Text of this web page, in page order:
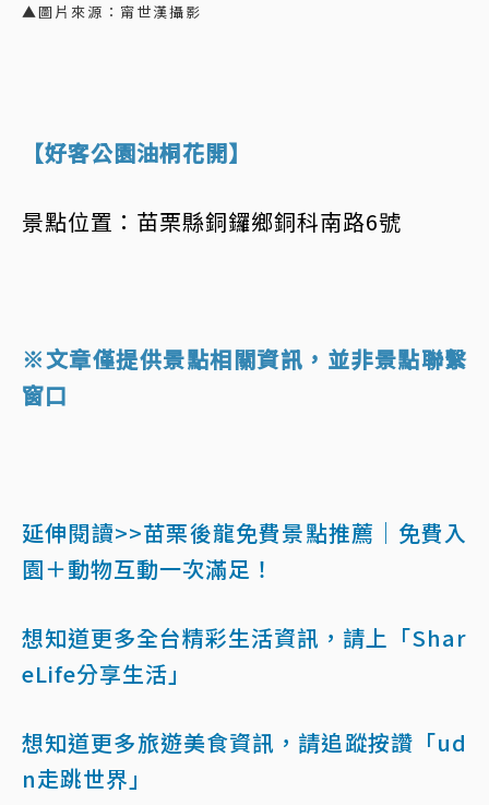
▲圖片來源：甯世漢攝影
【好客公園油桐花開】
景點位置：苗栗縣銅鑼鄉銅科南路6號
※文章僅提供景點相關資訊，並非景點聯繫
窗口
延伸閱讀>>苗栗後龍免費景點推薦｜免費入
園＋動物互動一次滿足！
想知道更多全台精彩生活資訊，請上「Shar
eLife分享生活」
想知道更多旅遊美食資訊，請追蹤按讚「ud
n走跳世界」